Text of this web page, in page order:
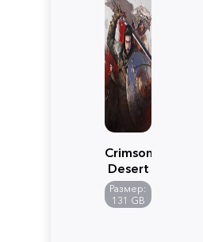
Crimson
Desert
Размер:
131 GB